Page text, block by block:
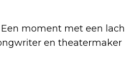
moment met een lach
en theatermaker